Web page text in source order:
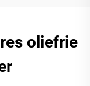
oliefrie